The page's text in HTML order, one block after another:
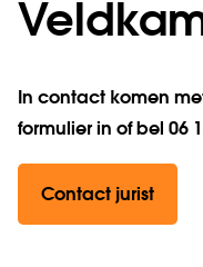
In contact komen
formulier in of bel 06
Contact jurist